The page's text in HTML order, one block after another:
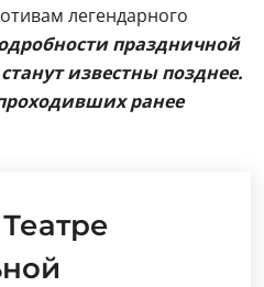
легендарного
праздничной
известны позднее.
ранее